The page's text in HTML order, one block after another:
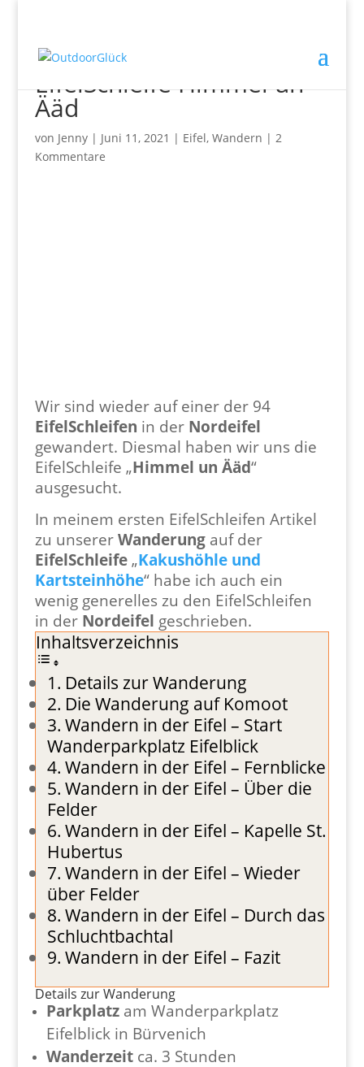
Wandern in der Eifel –
EifelSchleife Himmel un
Ääd
von Jenny| Juni 11, 2021 | Eifel, Wandern | 2
Kommentare
Wir sind wieder auf einer der 94
EifelSchleifen in der Nordeifel
gewandert. Diesmal haben wir uns die
EifelSchleife „Himmel un Ääd“
ausgesucht.
In meinem ersten EifelSchleifen Artikel
zu unserer Wanderungauf der
EifelSchleife„Kakushöhle und
Kartsteinhöhe“ habe ich auch ein
wenig generelles zu den EifelSchleifen
in der Nordeifel geschrieben.
Inhaltsverzeichnis
Details zur Wanderung
Die Wanderung auf Komoot
Wandern in der Eifel – Start
Wanderparkplatz Eifelblick
Wandern in der Eifel – Fernblicke
Wandern in der Eifel – Über die
Felder
Wandern in der Eifel – Kapelle St.
Hubertus
Wandern in der Eifel – Wieder
über Felder
Wandern in der Eifel – Durch das
Schluchtbachtal
Wandern in der Eifel – Fazit
Details zur Wanderung
Parkplatzam Wanderparkplatz
Eifelblick in Bürvenich
Wanderzeitca. 3 Stunden